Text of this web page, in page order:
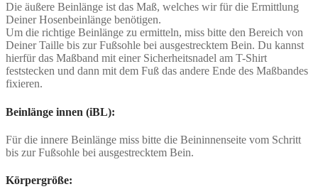
Die äußere Beinlänge ist das Maß, welches wir für die Ermittlung
Deiner Hosenbeinlänge benötigen.
Um die richtige Beinlänge zu ermitteln, miss bitte den Bereich von
Deiner Taille bis zur Fußsohle bei ausgestrecktem Bein. Du kannst
hierfür das Maßband mit einer Sicherheitsnadel am T-Shirt
feststecken und dann mit dem Fuß das andere Ende des Maßbandes
fixieren.
Beinlänge innen (iBL):
Für die innere Beinlänge miss bitte die Beininnenseite vom Schritt
bis zur Fußsohle bei ausgestrecktem Bein.
Körpergröße: